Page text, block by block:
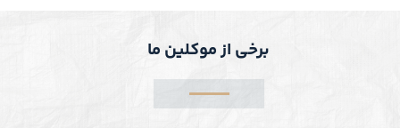
برخی از موکلین ما